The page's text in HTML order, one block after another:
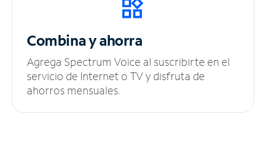
Combina y ahorra
Agrega Spectrum Voice al suscribirte en el
servicio de Internet o TV y disfruta de
ahorros mensuales.